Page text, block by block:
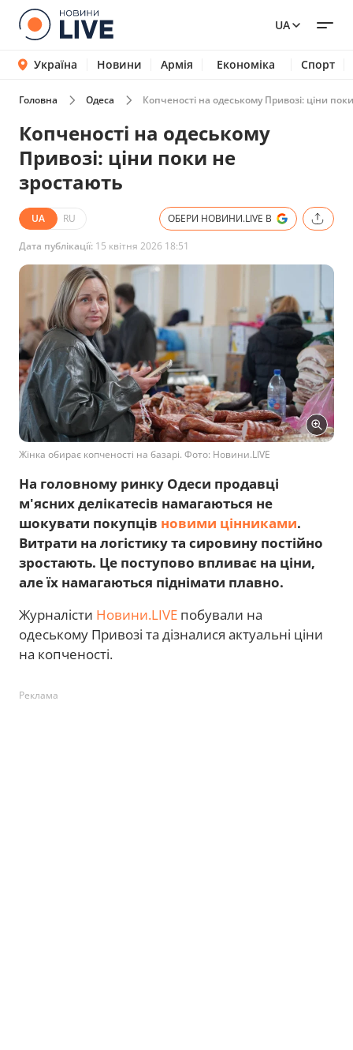
UA
Україна Новини Армія Економіка Спорт
Головна Одеса Копченості на одеському Привозі: ціни
Копченості на одеському
Привозі: ціни поки не
зростають
UA RU ОБЕРИ НОВИНИ.LIVE В
Дата публікації: 15 квітня 2026 18:51
Жінка обирає копченості на базарі. Фото: Новини.LIVE
На головному ринку Одеси продавці
м'ясних делікатесів намагаються не
шокувати покупців новими цінниками.
Витрати на логістику та сировину постійно
зростають. Це поступово впливає на ціни,
але їх намагаються піднімати плавно.
Журналісти Новини.LIVE побували на
одеському Привозі та дізналися актуальні ціни
на копченості.
Реклама